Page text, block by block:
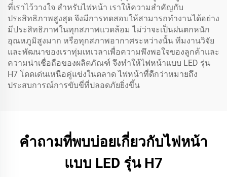
ที่เราไว้วางใจ สำหรับไฟหน้า เราให้ความสำคัญกับ
ประสิทธิภาพสูงสุด จึงมีการทดสอบให้สามารถทำงานได้อย่าง
มีประสิทธิภาพในทุกสภาพแวดล้อม ไม่ว่าจะเป็นฝนตกหนัก
อุณหภูมิสูงมาก หรือทุกสภาพอากาศระหว่างนั้น ทีมงานวิจัย
และพัฒนาของเราทุ่มเทเวลาเพื่อความพึงพอใจของลูกค้าและ
ความน่าเชื่อถือของผลิตภัณฑ์ จึงทำให้ไฟหน้าแบบ LED รุ่น
H7 โดดเด่นเหนือคู่แข่งในตลาด ไฟหน้าที่ดีกว่าหมายถึง
ประสบการณ์การขับขี่ที่ปลอดภัยยิ่งขึ้น
คำถามที่พบบ่อยเกี่ยวกับไฟหน้า
แบบ LED รุ่น H7